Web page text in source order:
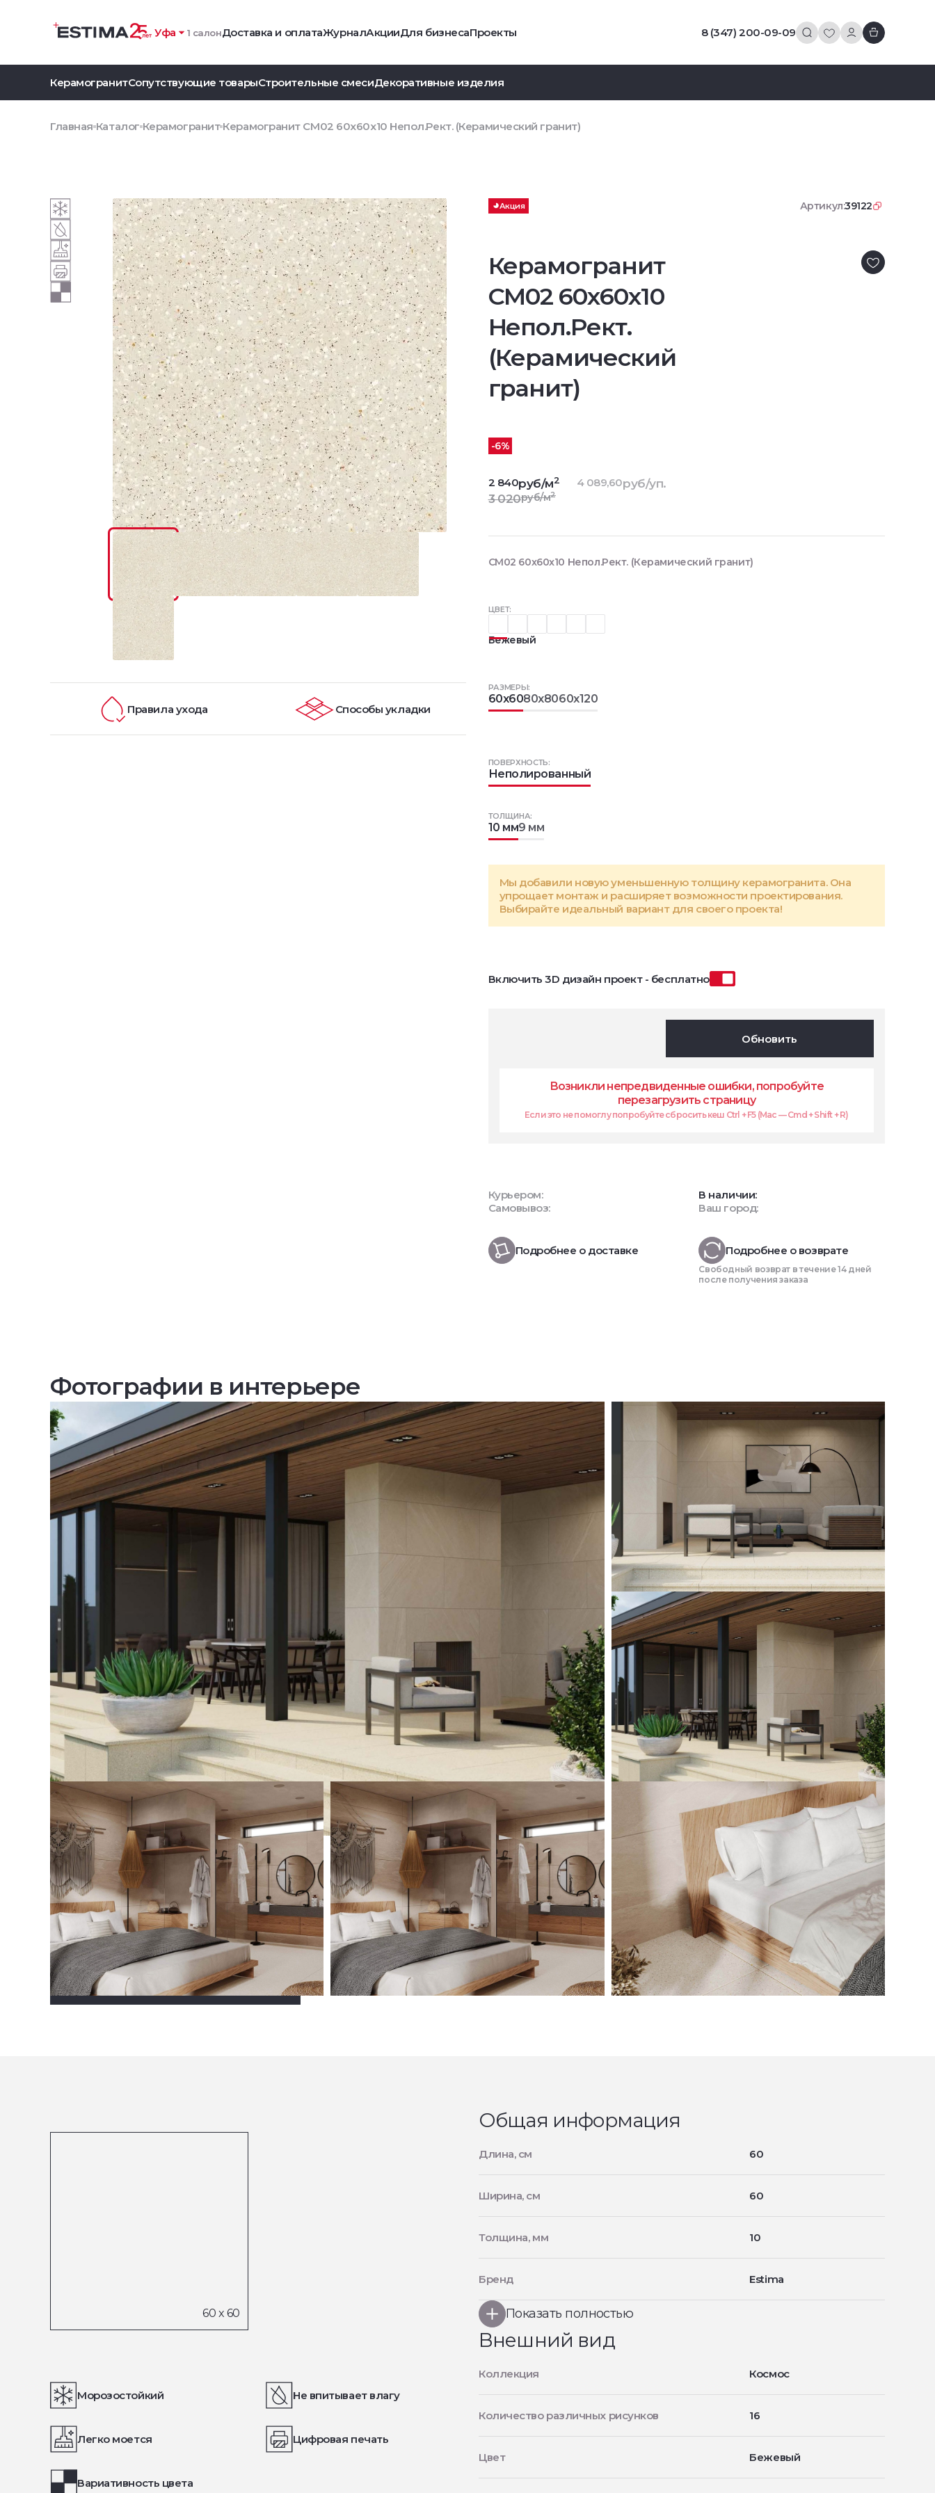
Уфа 1 салонДоставка и оплатаЖурналАкцииДля бизнесаПроекты 8 (347) 200-09-09
КерамогранитСопутствующие товарыСтроительные смесиДекоративные изделия
Главная Каталог Керамогранит Керамогранит CM02 60x60x10 Непол.Рект. (Керамический гранит)
Акция Артикул:39122
Керамогранит
CM02 60x60x10
Непол.Рект.
(Керамический
гранит)
ЦВЕТ:
Бежевый
РАЗМЕРЫ:
60x6080x8060x120
ТОЛЩИНА:
10 мм9 мм
ПОВЕРХНОСТЬ:
Неполированный
Мы добавили новую уменьшенную толщину керамогранита. Она
упрощает монтаж и расширяет возможности проектирования.
Выбирайте идеальный вариант для своего проекта!
Включить 3D дизайн проект - бесплатно
-6%
2 840руб/м2
3 020руб/м2
4 089,60руб/уп.
Обновить
Возникли непредвиденные ошибки, попробуйте
перезагрузить страницу
Если это не помоглу попробуйте сбросить кеш Ctrl + F5 (Mac — Cmd + Shift + R)
Курьером:
Самовывоз:
В наличии:
Ваш город:
Подробнее о доставке Подробнее о возврате
Свободный возврат в течение 14 дней
после получения заказа
CM02 60x60x10 Непол.Рект. (Керамический гранит)
Правила ухода Способы укладки
Фотографии в интерьере
Посмотреть все проекты
Морозостойкий Не впитывает влагу
Легко моется Цифровая печать
Вариативность цвета
Общая информация
Длина, см 60
Ширина, см 60
Толщина, мм 10
Бренд Estima
Показать полностью
Внешний вид
Коллекция Космос
Количество различных рисунков 16
Цвет Бежевый